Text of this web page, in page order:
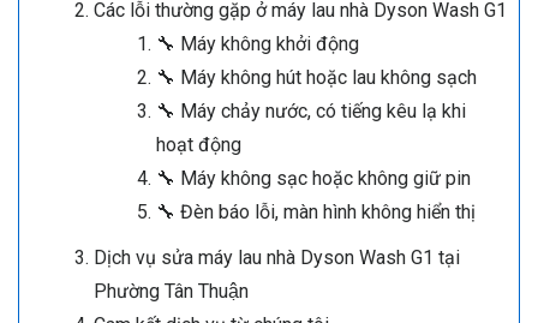
Các lỗi thường gặp ở máy lau nhà Dyson Wash G1
🔧 Máy không khởi động
🔧 Máy không hút hoặc lau không sạch
🔧 Máy chảy nước, có tiếng kêu lạ khi
hoạt động
🔧 Máy không sạc hoặc không giữ pin
🔧 Đèn báo lỗi, màn hình không hiển thị
Dịch vụ sửa máy lau nhà Dyson Wash G1 tại
Phường Tân Thuận